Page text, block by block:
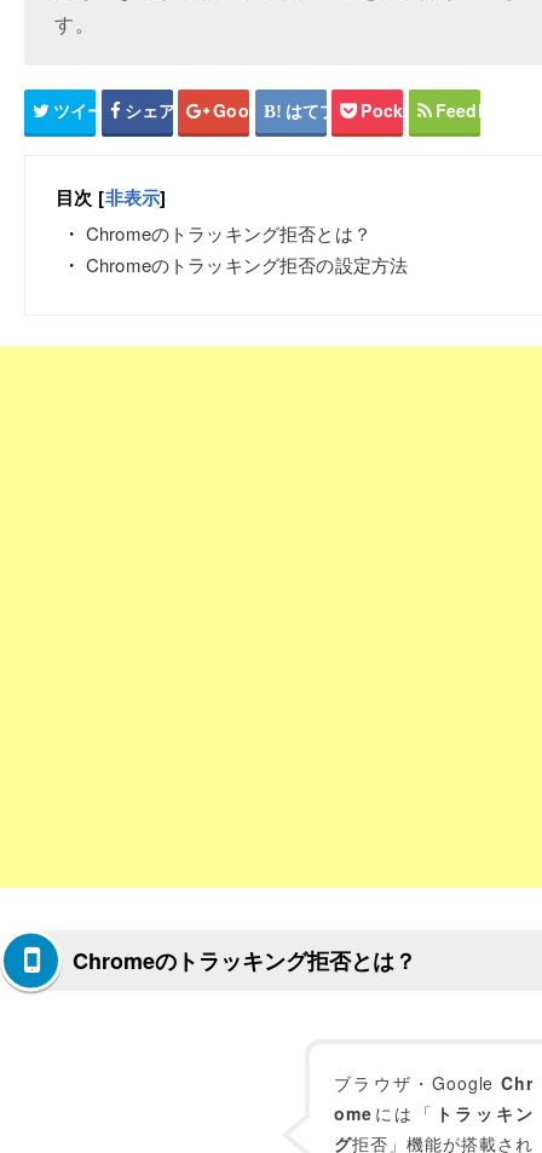
す。
ツイート シェア Google+ はてブ Pocket Feedly
目次 [非表示]
Chromeのトラッキング拒否とは？
Chromeのトラッキング拒否の設定方法
Chromeのトラッキング拒否とは？
ブラウザ・GoogleChr
ome には「 トラッキン
グ拒否」機能が搭載され